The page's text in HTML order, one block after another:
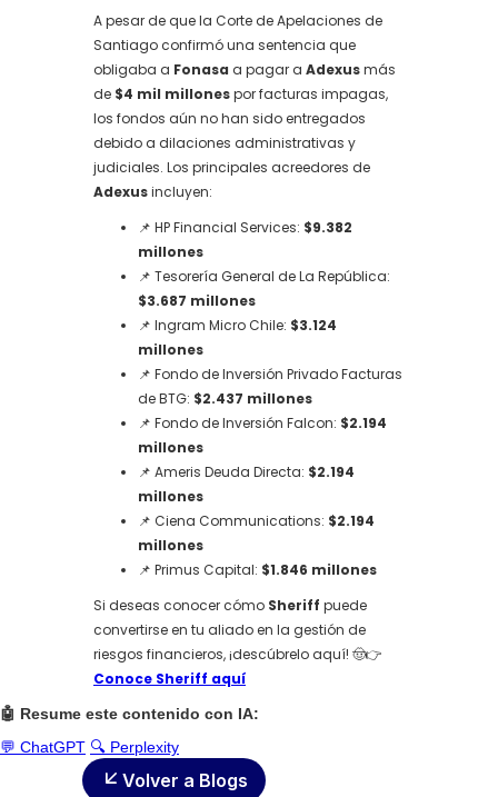
A pesar de que la Corte de Apelaciones de
Santiago confirmó una sentencia que
obligaba a Fonasa a pagar a Adexusmás
de $4 mil millonespor facturas impagas,
los fondos aún no han sido entregados
debido a dilaciones administrativas y
judiciales. Los principales acreedores de
Adexusincluyen:
📌 HP Financial Services: $9.382
millones
📌 Tesorería General de La República:
$3.687 millones
📌 Ingram Micro Chile: $3.124
millones
📌 Fondo de Inversión Privado Facturas
de BTG: $2.437 millones
📌 Fondo de Inversión Falcon: $2.194
millones
📌 Ameris Deuda Directa: $2.194
millones
📌 Ciena Communications: $2.194
millones
📌 Primus Capital: $1.846 millones
Si deseas conocer cómo Sheriff puede
convertirse en tu aliado en la gestión de
riesgos financieros, ¡descúbrelo aquí! 🤠👉
Conoce Sheriff aquí
🤖 Resume este contenido con IA:
💬 ChatGPT 🔍 Perplexity
Volver a Blogs